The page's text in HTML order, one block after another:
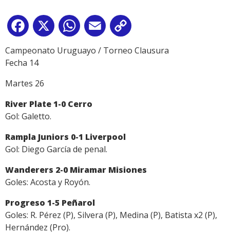
Facebook
X WhatsApp
Email
Link
Campeonato Uruguayo / Torneo Clausura
Fecha 14
Martes 26
River Plate 1-0 Cerro
Gol: Galetto.
Rampla Juniors 0-1 Liverpool
Gol: Diego García de penal.
Wanderers 2-0 Miramar Misiones
Goles: Acosta y Royón.
Progreso 1-5 Peñarol
Goles: R. Pérez (P), Silvera (P), Medina (P), Batista x2 (P),
Hernández (Pro).